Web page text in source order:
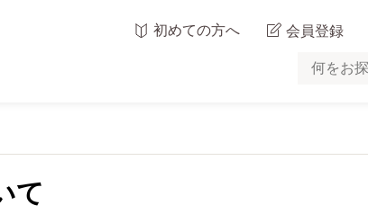
初めての方へ 会員登録
て